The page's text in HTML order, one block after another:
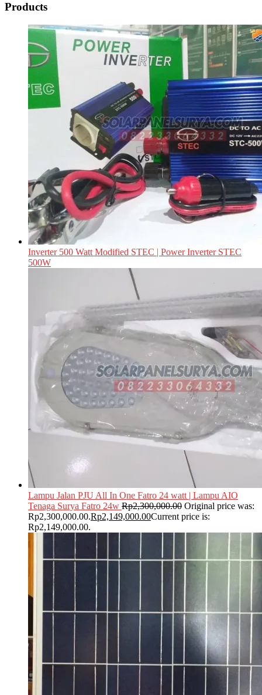
Products
Inverter 500 Watt Modified STEC | Power Inverter STEC
500W
Lampu Jalan PJU All In One Fatro 24 watt | Lampu AIO
Tenaga Surya Fatro 24w Rp2,300,000.00 Original price was:
Rp2,300,000.00.Rp2,149,000.00Current price is:
Rp2,149,000.00.